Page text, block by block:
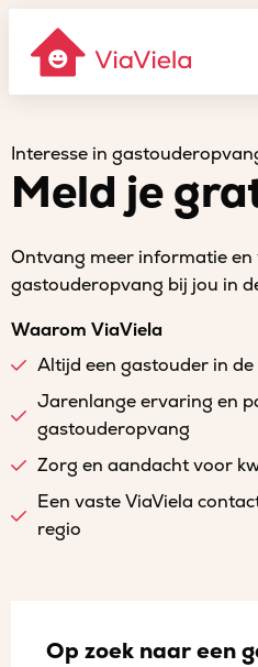
Interesse in
Meld je
Ontvang meer informatie
gastouderopvang bij jou in
Waarom ViaViela
Altijd een gastouder in
Jarenlange ervaring en
gastouderopvang
Zorg en aandacht voor
Een vaste ViaViela
regio
Op zoek naar een